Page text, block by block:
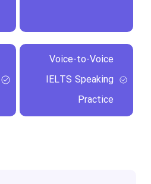
Voice-to-Voice
IELTS Speaking
Practice